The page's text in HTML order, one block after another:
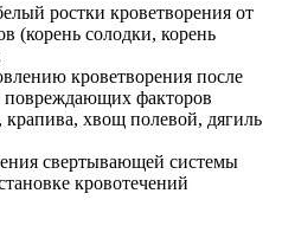
ростки кроветворения от
(корень солодки, корень
кроветворения после
повреждающих факторов
крапива, хвощ полевой, дягиль
свертывающей системы
кровотечений